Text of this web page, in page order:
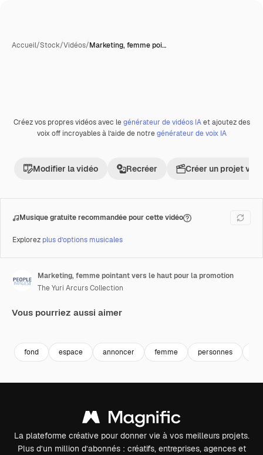
Accueil/Stock/Vidéos/Marketing, femme poi…
Premium
Créez vos propres vidéos avec legénérateur de vidéos IAet ajoutez des
voix off incroyables à l’aide de notregénérateur de voix IA
Modifier la vidéo Recréer Créer un projet
Musique gratuite recommandée pour cette vidéo
Explorez plus d’options musicales
Marketing, femme pointant vers le haut pour la promotion
The Yuri Arcurs Collection
Vous pourriez aussi aimer
fond espace annoncer femme personnes
La plateforme créative pour donner vie à vos meilleurs projets.
Plus d’un million d’abonnés : créatifs, entreprises, agences et